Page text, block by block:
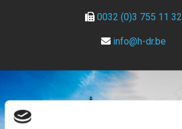
0032 (0)3 755 11 32
info@h-dr.be